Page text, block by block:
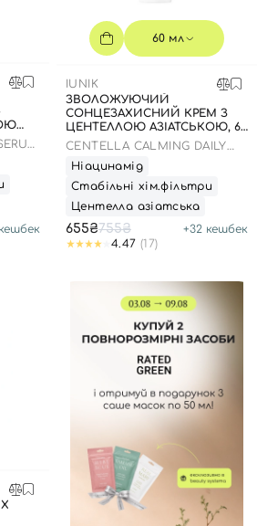
кешбек
60 мл
IUNIK
ЗВОЛОЖУЮЧИЙ
СОНЦЕЗАХИСНИЙ КРЕМ З
ЦЕНТЕЛЛОЮ АЗІАТСЬКОЮ, 60
МЛ 22.01.2027 РОКУ
CENTELLA CALMING DAILY
MOISTURE SUNSCREEN REEF-
SAFE UVA UVB
Ніацинамід
Стабільні хім.фільтри
Центелла азіатська
655₴755₴ +32 кешбек
4.47 (17)